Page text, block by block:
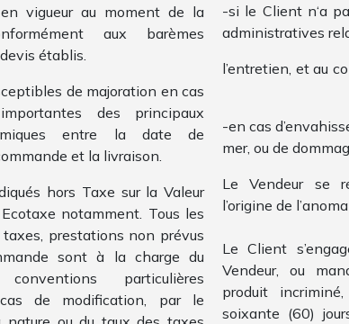
vigueur au moment de la
aux barèmes
établis.
de majoration en cas
des principaux
entre la date de
et la livraison.
hors Taxe sur la Valeur
notamment. Tous les
prestations non prévus
sont à la charge du
particulières
de modification, par le
-si le Client n‘a
administratives
l’entretien, et au
-en cas
mer, ou de
Le Vendeur se
l’origine de
Le Client
Vendeur, ou
produit
soixante (60)